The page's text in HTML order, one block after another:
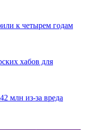
к четырем годам
хабов для
млн из-за вреда